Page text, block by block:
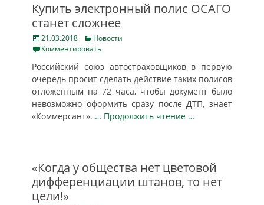
Купить электронный полис ОСАГО
станет сложнее
Posted
on
21.03.2018 Categories
Новости
Комментировать
Российский союз автостраховщиков в первую
очередь просит сделать действие таких полисов
отложенным на 72 часа, чтобы документ было
невозможно оформить сразу после ДТП, знает
«Коммерсант». … Продолжить чтение …
«Когда у общества нет цветовой
дифференциации штанов, то нет
цели!»